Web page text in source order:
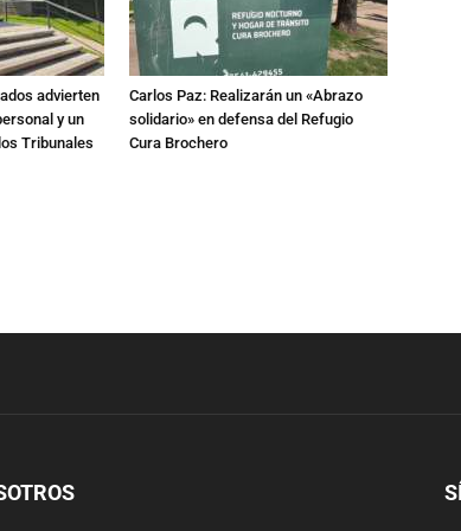
advierten
y un
Tribunales
Carlos Paz: Realizarán un «Abrazo
solidario» en defensa del Refugio
Cura Brochero